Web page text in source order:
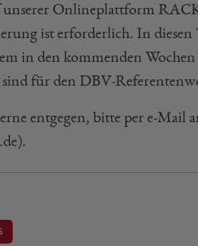
unserer Onlineplattform
ist erforderlich. In
in den kommenden
für den DBV-
entgegen, bitte per e-Mail